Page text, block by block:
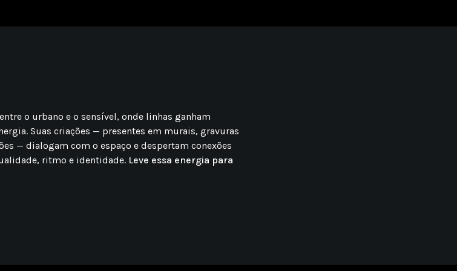
o urbano e o sensível, onde linhas ganham
Suas criações — presentes em murais, gravuras
— dialogam com o espaço e despertam conexões
ritmo e identidade. Leve essa energia para